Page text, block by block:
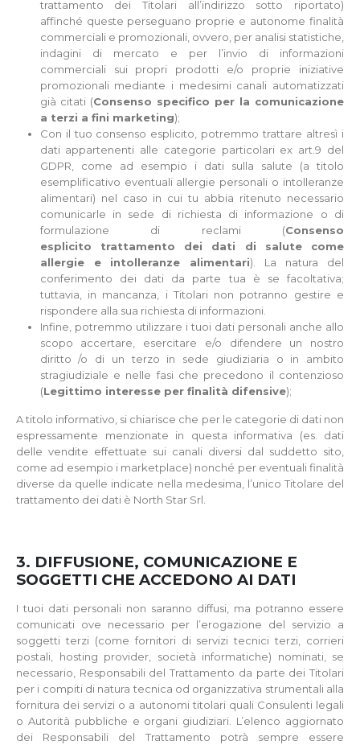
trattamento dei Titolari all’indirizzo sotto riportato)
affinché queste perseguano proprie e autonome finalità
commerciali e promozionali, ovvero, per analisi statistiche,
indagini di mercato e per l’invio di informazioni
commerciali sui propri prodotti e/o proprie iniziative
promozionali mediante i medesimi canali automatizzati
già citati (Consenso specifico per la comunicazione
a terzi a fini marketing);
Con il tuo consenso esplicito, potremmo trattare altresì i
dati appartenenti alle categorie particolari ex art.9 del
GDPR, come ad esempio i dati sulla salute (a titolo
esemplificativo eventuali allergie personali o intolleranze
alimentari) nel caso in cui tu abbia ritenuto necessario
comunicarle in sede di richiesta di informazione o di
formulazione di reclami (Consenso
esplicito trattamento dei dati di salute come
allergie e intolleranze alimentari). La natura del
conferimento dei dati da parte tua è se facoltativa;
tuttavia, in mancanza, i Titolari non potranno gestire e
rispondere alla sua richiesta di informazioni.
Infine, potremmo utilizzare i tuoi dati personali anche allo
scopo accertare, esercitare e/o difendere un nostro
diritto /o di un terzo in sede giudiziaria o in ambito
stragiudiziale e nelle fasi che precedono il contenzioso
(Legittimo interesse per finalità difensive);
A titolo informativo, si chiarisce che per le categorie di dati non
espressamente menzionate in questa informativa (es. dati
delle vendite effettuate sui canali diversi dal suddetto sito,
come ad esempio i marketplace) nonché per eventuali finalità
diverse da quelle indicate nella medesima, l’unico Titolare del
trattamento dei dati è North Star Srl.
3. DIFFUSIONE, COMUNICAZIONE E
SOGGETTI CHE ACCEDONO AI DATI
I tuoi dati personali non saranno diffusi, ma potranno essere
comunicati ove necessario per l’erogazione del servizio a
soggetti terzi (come fornitori di servizi tecnici terzi, corrieri
postali, hosting provider, società informatiche) nominati, se
necessario, Responsabili del Trattamento da parte dei Titolari
per i compiti di natura tecnica od organizzativa strumentali alla
fornitura dei servizi o a autonomi titolari quali Consulenti legali
o Autorità pubbliche e organi giudiziari. L’elenco aggiornato
dei Responsabili del Trattamento potrà sempre essere